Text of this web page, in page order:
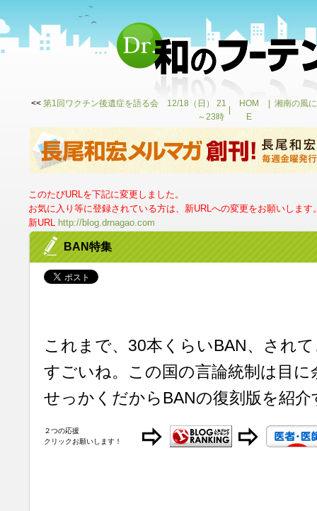
<< 第1回ワクチン後遺症を語る会 12/18（日） 21
～23時
HOM
E
湘南の風
このたびURLを下記に変更しました。
お気に入り等に登録されている方は、新URLへの変更をお願いします
新URL http://blog.drnagao.com
BAN特集
これまで、30本くらいBAN、され
すごいね。この国の言論統制は目に
せっかくだからBANの復刻版を紹介
２つの応援
クリックお願いします！